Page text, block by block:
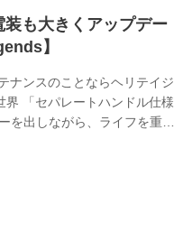
も大きくアップデー
】
ンスのことならヘリテイジ
界 「セパレートハンドル仕様
出しながら、ライフを重視
ムも装備しています。お客さ
対応フレーム加工など、ほ
Radical Cons...